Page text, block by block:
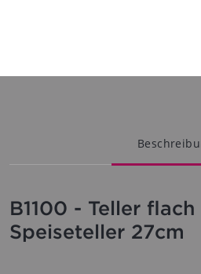
B1100 - Teller
Speiseteller 27cm